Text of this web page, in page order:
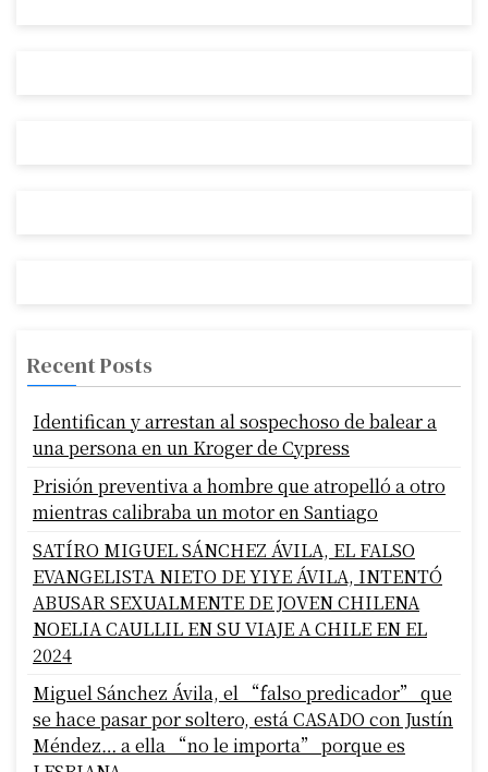
Recent Posts
Identifican y arrestan al sospechoso de balear a
una persona en un Kroger de Cypress
Prisión preventiva a hombre que atropelló a otro
mientras calibraba un motor en Santiago
SATÍRO MIGUEL SÁNCHEZ ÁVILA, EL FALSO
EVANGELISTA NIETO DE YIYE ÁVILA, INTENTÓ
ABUSAR SEXUALMENTE DE JOVEN CHILENA
NOELIA CAULLIL EN SU VIAJE A CHILE EN EL
2024
Miguel Sánchez Ávila, el “falso predicador” que
se hace pasar por soltero, está CASADO con Justín
Méndez… a ella “no le importa” porque es